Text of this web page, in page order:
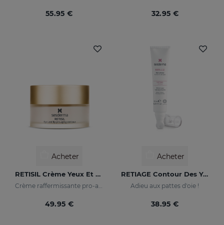
55.95 € 32.95 €
Acheter
RETISIL Crème Yeux Et Lèvres
49.95 €
Acheter
RETIAGE Contour Des Yeux
Adieu aux pattes d'oie !
38.95 €